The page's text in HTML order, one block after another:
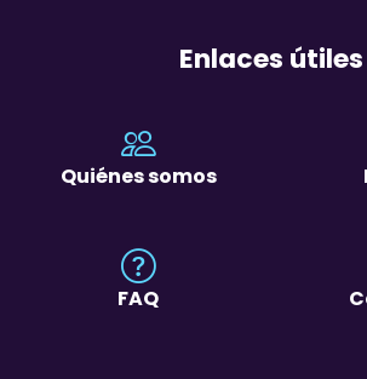
Enlaces útiles
Quiénes somos
FAQ